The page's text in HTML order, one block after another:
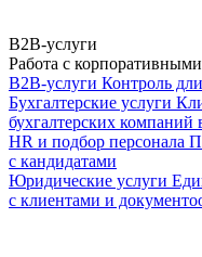
B2B-услуги
Работа с
B2B-услуги Контроль
Бухгалтерские услуги
бухгалтерских компаний
HR и подбор персонала
с кандидатами
Юридические услуги
с клиентами и